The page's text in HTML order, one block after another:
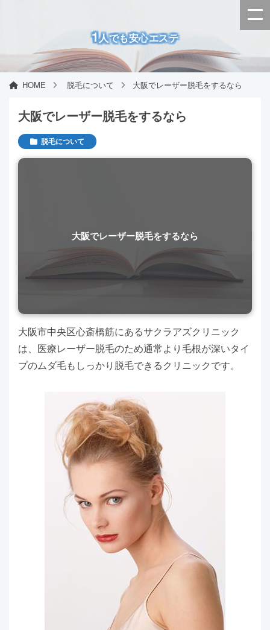
1人でも安心エステ
HOME 脱毛について 大阪でレーザー脱毛をするなら
大阪でレーザー脱毛をするなら
脱毛について
大阪でレーザー脱毛をするなら
大阪市中央区心斎橋筋にあるサクラアズクリニック
は、医療レーザー脱毛のため通常より毛根が深いタイ
プのムダ毛もしっかり脱毛できるクリニックです。